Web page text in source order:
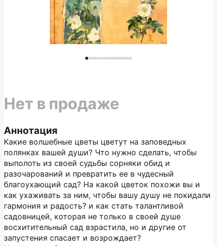
Аннотация
Какие волшебные цветы цветут на заповедных
полянках вашей души? Что нужно сделать, чтобы
выполоть из своей судьбы сорняки обид и
разочарований и превратить ее в чудесный
благоухающий сад? На какой цветок похожи вы и
как ухаживать за ним, чтобы вашу душу не покидали
гармония и радость? и как стать талантливой
садовницей, которая не только в своей душе
восхитительный сад взрастила, но и другие от
запустения спасает и возрождает?
Нет в продаже